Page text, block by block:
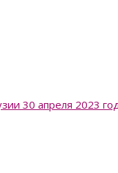
30 апреля 2023